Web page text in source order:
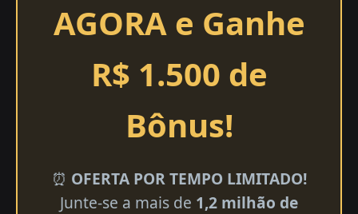
AGORA e Ganhe
R$ 1.500 de
Bônus!
⏰ OFERTA POR TEMPO LIMITADO!
Junte-se a mais de 1,2 milhão de